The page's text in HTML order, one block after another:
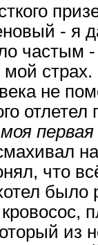
- я
частым
страх.
не
первая
что
было
из